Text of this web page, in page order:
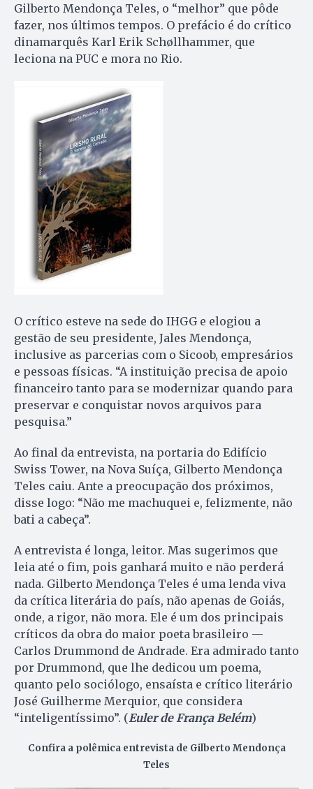
Gilberto Mendonça Teles, o “melhor” que pôde
fazer, nos últimos tempos. O prefácio é do crítico
dinamarquês Karl Erik Schøllhammer, que
leciona na PUC e mora no Rio.
O crítico esteve na sede do IHGG e elogiou a
gestão de seu presidente, Jales Mendonça,
inclusive as parcerias com o Sicoob, empresários
e pessoas físicas. “A instituição precisa de apoio
financeiro tanto para se modernizar quando para
preservar e conquistar novos arquivos para
pesquisa.”
Ao final da entrevista, na portaria do Edifício
Swiss Tower, na Nova Suíça, Gilberto Mendonça
Teles caiu. Ante a preocupação dos próximos,
disse logo: “Não me machuquei e, felizmente, não
bati a cabeça”.
A entrevista é longa, leitor. Mas sugerimos que
leia até o fim, pois ganhará muito e não perderá
nada. Gilberto Mendonça Teles é uma lenda viva
da crítica literária do país, não apenas de Goiás,
onde, a rigor, não mora. Ele é um dos principais
críticos da obra do maior poeta brasileiro —
Carlos Drummond de Andrade. Era admirado tanto
por Drummond, que lhe dedicou um poema,
quanto pelo sociólogo, ensaísta e crítico literário
José Guilherme Merquior, que considera
“inteligentíssimo”. (Euler de França Belém)
Confira a polêmica entrevista de Gilberto Mendonça
Teles